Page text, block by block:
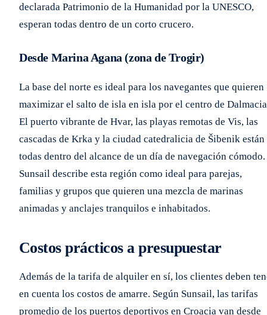
declarada Patrimonio de la Humanidad por la UNESCO,
esperan todas dentro de un corto crucero.
Desde Marina Agana (zona de Trogir)
La base del norte es ideal para los navegantes que quieren
maximizar el salto de isla en isla por el centro de
El puerto vibrante de Hvar, las playas remotas de Vis, las
cascadas de Krka y la ciudad catedralicia de Šibenik están
todas dentro del alcance de un día de navegación cómodo.
Sunsail describe esta región como ideal para parejas,
familias y grupos que quieren una mezcla de marinas
animadas y anclajes tranquilos e inhabitados.
Costos prácticos a presupuestar
Además de la tarifa de alquiler en sí, los clientes deben
en cuenta los costos de amarre. Según Sunsail, las tarifas
promedio de los puertos deportivos en Croacia van desde